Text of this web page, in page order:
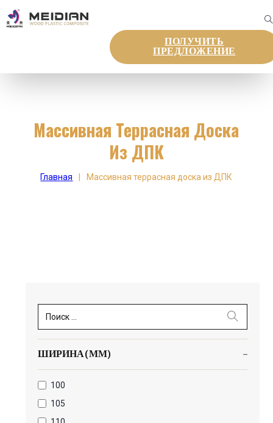
ПОЛУЧИТЬ
ПРЕДЛОЖЕНИЕ
Массивная Террасная Доска
Из ДПК
Главная Массивная террасная доска из ДПК
ШИРИНА(ММ)
100
105